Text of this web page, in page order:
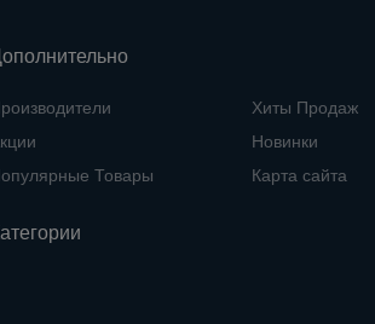
Товары
Хиты Продаж
Новинки
Карта сайта